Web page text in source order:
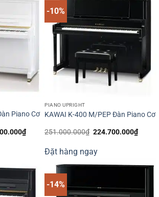
Piano Cơ
₫Giá
hiện
239.900.000₫.
-10%
PIANO UPRIGHT
KAWAI K-400 M/PEP Đàn Piano Cơ
251.000.000₫ Giá
251.000.000₫.
224.700.000₫Giá
hiện
Đặt hàng ngay
-14%